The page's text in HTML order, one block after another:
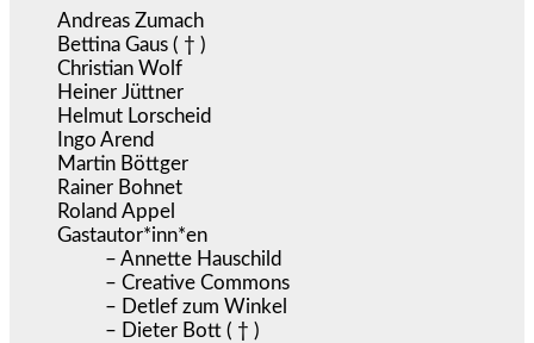
Andreas Zumach
Bettina Gaus ( † )
Christian Wolf
Heiner Jüttner
Helmut Lorscheid
Ingo Arend
Martin Böttger
Rainer Bohnet
Roland Appel
Gastautor*inn*en
– Annette Hauschild
– Creative Commons
– Detlef zum Winkel
– Dieter Bott ( † )